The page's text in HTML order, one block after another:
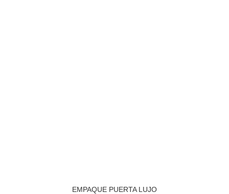
EMPAQUE PUERTA LUJO